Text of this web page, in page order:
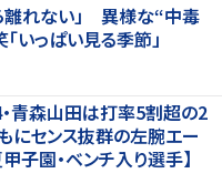
離れない」 異様な“中毒
いっぱい見る季節」
青森山田は打率5割超の2
にセンス抜群の左腕エー
子園・ベンチ入り選手】